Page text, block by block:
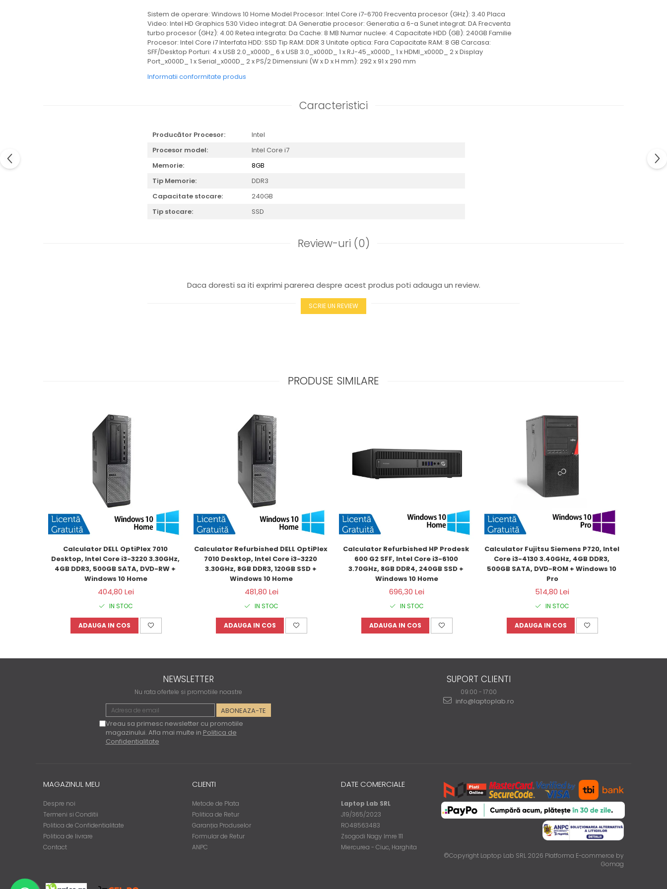
Sistem de operare: Windows 10 Home Model Procesor: Intel Core i7-6700 Frecventa procesor (GHz): 3.40 Placa
Video: Intel HD Graphics 530 Video integrat: DA Generatie procesor: Generatia a 6-a Sunet integrat: DA Frecventa
turbo procesor (GHz): 4.00 Retea integrata: Da Cache: 8 MB Numar nuclee: 4 Capacitate HDD (GB): 240GB Familie
Procesor: Intel Core i7 Interfata HDD: SSD Tip RAM: DDR 3 Unitate optica: Fara Capacitate RAM: 8 GB Carcasa:
SFF/Desktop Porturi: 4 x USB 2.0_x000D_ 6 x USB 3.0_x000D_ 1 x RJ-45_x000D_ 1 x HDMI_x000D_ 2 x Display
Port_x000D_ 1 x Serial_x000D_ 2 x PS/2 Dimensiuni (W x D x H mm): 292 x 91 x 290 mm
Informatii conformitate produs
Caracteristici
Producător Procesor:
Intel
Procesor model:
Intel Core i7
Memorie:
8GB
Tip Memorie:
DDR3
Capacitate stocare:
240GB
Tip stocare:
SSD
Review-uri (0)
Daca doresti sa iti exprimi parerea despre acest produs poti adauga un review.
SCRIE UN REVIEW
PRODUSE SIMILARE
Calculator DELL OptiPlex 7010
Desktop, Intel Core i3-3220 3.30GHz,
4GB DDR3, 500GB SATA, DVD-RW +
Windows 10 Home
404,80 Lei
IN STOC
ADAUGA IN COS
Calculator Refurbished DELL OptiPlex
7010 Desktop, Intel Core i3-3220
3.30GHz, 8GB DDR3, 120GB SSD +
Windows 10 Home
481,80 Lei
IN STOC
ADAUGA IN COS
Calculator Refurbished HP Prodesk
600 G2 SFF, Intel Core i3-6100
3.70GHz, 8GB DDR4, 240GB SSD +
Windows 10 Home
696,30 Lei
IN STOC
ADAUGA IN COS
Calculator Fujitsu Siemens P720, Intel
Core i3-4130 3.40GHz, 4GB DDR3,
500GB SATA, DVD-ROM + Windows 10
Pro
514,80 Lei
IN STOC
ADAUGA IN COS
NEWSLETTER
Nu rata ofertele si promotiile noastre
Vreau sa primesc newsletter cu promotiile
magazinului. Afla mai multe in Politica de
Confidentialitate
SUPORT CLIENTI
09:00 - 17:00
info@laptoplab.ro
MAGAZINUL MEU
Despre noi
Termeni si Conditii
Politica de Confidentialitate
Politica de livrare
Contact
CLIENTI
Metode de Plata
Politica de Retur
Garanția Produselor
Formular de Retur
ANPC
DATE COMERCIALE
Laptop Lab SRL
J19/365/2023
RO48563483
Zsogodi Nagy Imre 111
Miercurea - Ciuc, Harghita
©Copyright Laptop Lab SRL 2026 Platforma E-commerce by
Gomag